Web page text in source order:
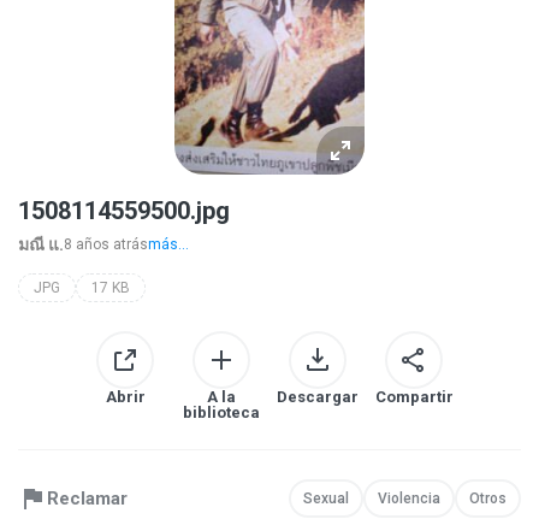
1508114559500.jpg
มณี แ.8 años atrásmás...
JPG 17 KB
Abrir
A la
biblioteca
Descargar Compartir
Reclamar Sexual Violencia Otros